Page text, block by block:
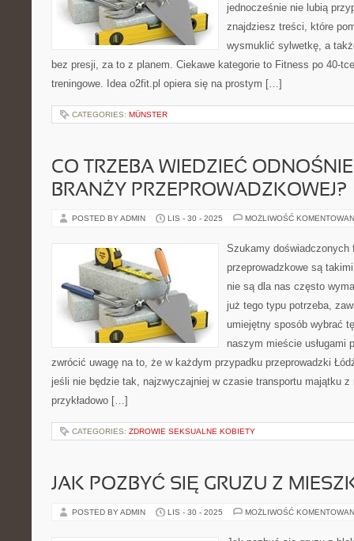
jednocześnie nie lubią
znajdziesz treści, które
wysmuklić sylwetkę, a
bez presji, za to z planem. Ciekawe kategorie to Fitness po 40-
treningowe. Idea o2fit.pl opiera się na prostym […]
CATEGORIES: MÜNSTER
CO TRZEBA WIEDZIEĆ
BRANŻY PRZEPROWADZKOWEJ?
POSTED BY ADMIN LIS - 30 - 2025 MOŻLIWOŚĆ
Szukamy doświadczonych
przeprowadzkowe są
nie są dla nas często
już tego typu potrzeba,
umiejętny sposób wybrać
naszym mieście usługami
zwrócić uwagę na to, że w każdym przypadku przeprowadzki
jeśli nie będzie tak, najzwyczajniej w czasie transportu majątku
przykładowo […]
CATEGORIES: ZDROWIE SEKSUALNE KOBIETY
JAK POZBYĆ SIĘ GRUZU Z
POSTED BY ADMIN LIS - 30 - 2025 MOŻLIWOŚĆ